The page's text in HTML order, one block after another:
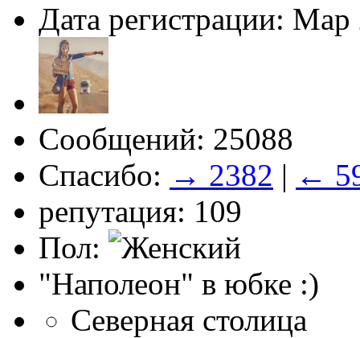
Дата регистрации: Мар
Сообщений: 25088
Спасибо: → 2382 | ←
репутация: 109
Пол:
"Наполеон" в юбке :)
Северная столица